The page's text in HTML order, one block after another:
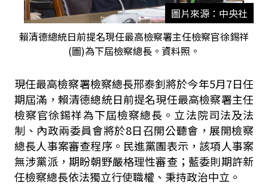
圖片來源：中央社
賴清德總統日前提名現任最高檢察署主任檢察官徐錫祥
(圖)為下屆檢察總長。資料照。
現任最高檢察署檢察總長邢泰釗將於今年5月7日任
期屆滿，賴清德總統日前提名現任最高檢察署主任
檢察官徐錫祥為下屆檢察總長。立法院司法及法
制、內政兩委員會將於8日召開公聽會，展開檢察
總長人事案審查程序。民進黨團表示，該項人事案
無涉黨派，期盼朝野嚴格理性審查；藍委則期許新
任檢察總長依法獨立行使職權、秉持政治中立。